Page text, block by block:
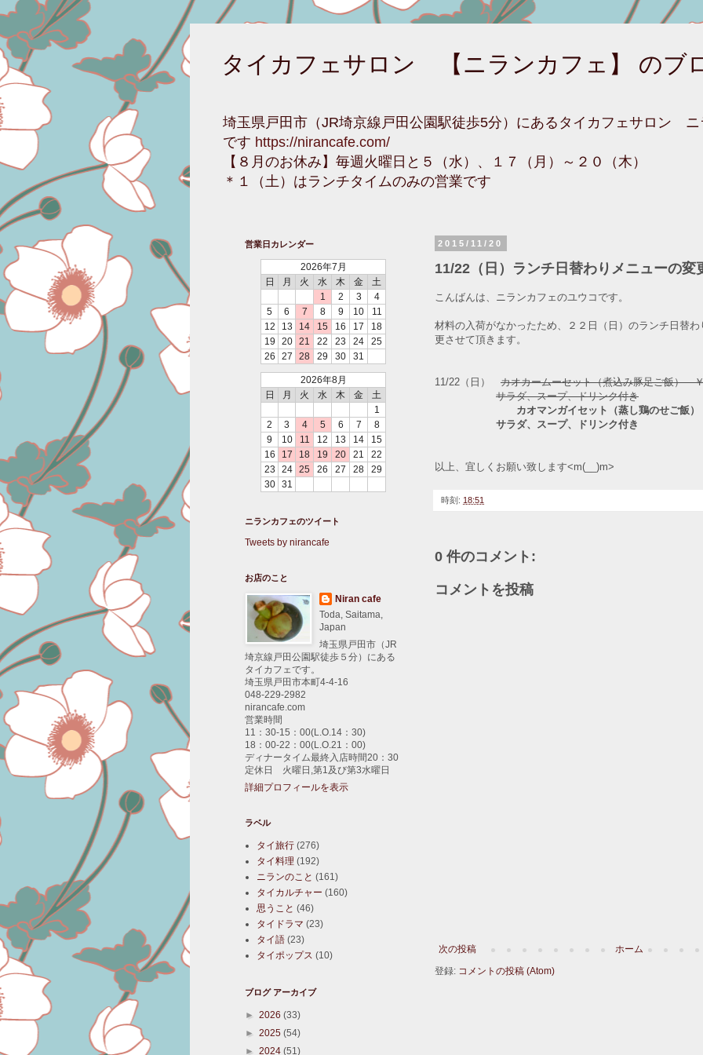
タイカフェサロン 【ニランカフェ】 のブ
埼玉県戸田市（JR埼京線戸田公園駅徒歩5分）にあるタイカフェサロン
です https://nirancafe.com/
【８月のお休み】毎週火曜日と５（水）、１７（月）～２０（木）
＊１（土）はランチタイムのみの営業です
2015/11/20
11/22（日）ランチ日替わりメニューの変
こんばんは、ニランカフェのユウコです。
材料の入荷がなかったため、２２日（日）のランチ日替
更させて頂きます。
11/22（日） カオカームーセット（煮込み豚足ご飯）
サラダ、スープ、ドリンク付き
カオマンガイセット（蒸し鶏のせご飯
サラダ、スープ、ドリンク付き
以上、宜しくお願い致します<m(__)m>
時刻: 18:51
0 件のコメント:
コメントを投稿
次の投稿
ホーム
登録: コメントの投稿 (Atom)
営業日カレンダー
2026年7月
日
月 火 水 木 金
土
1
2 3
4
5
6 7 8 9 10
11
12
13 14 15 16 17
18
19
20 21 22 23 24
25
26
27 28 29 30 31
2026年8月
日
月 火 水 木 金
土
1
2
3 4 5 6 7
8
9
10 11 12 13 14
15
16
17 18 19 20 21
22
23
24 25 26 27 28
29
30
31
ニランカフェのツイート
Tweets by nirancafe
お店のこと
Niran cafe
Toda, Saitama,
Japan
埼玉県戸田市（JR
埼京線戸田公園駅徒歩５分）にある
タイカフェです。
埼玉県戸田市本町4-4-16
048-229-2982
nirancafe.com
営業時間
11：30-15：00(L.O.14：30)
18：00-22：00(L.O.21：00)
ディナータイム最終入店時間20：30
定休日 火曜日,第1及び第3水曜日
詳細プロフィールを表示
ラベル
タイ旅行 (276)
タイ料理 (192)
ニランのこと (161)
タイカルチャー (160)
思うこと (46)
タイドラマ (23)
タイ語 (23)
タイポップス (10)
ブログ アーカイブ
► 2026 (33)
► 2025 (54)
► 2024 (51)